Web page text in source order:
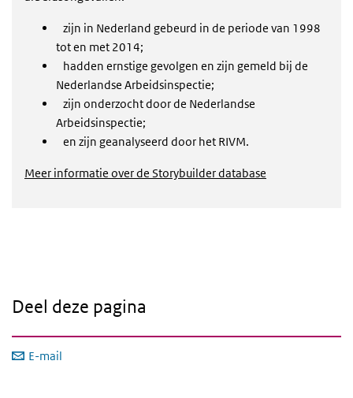
zijn in Nederland gebeurd in de periode van 1998
tot en met 2014;
hadden ernstige gevolgen en zijn gemeld bij de
Nederlandse Arbeidsinspectie;
zijn onderzocht door de Nederlandse
Arbeidsinspectie;
en zijn geanalyseerd door het RIVM.
Meer informatie over de Storybuilder database
Deel deze pagina
E-mail